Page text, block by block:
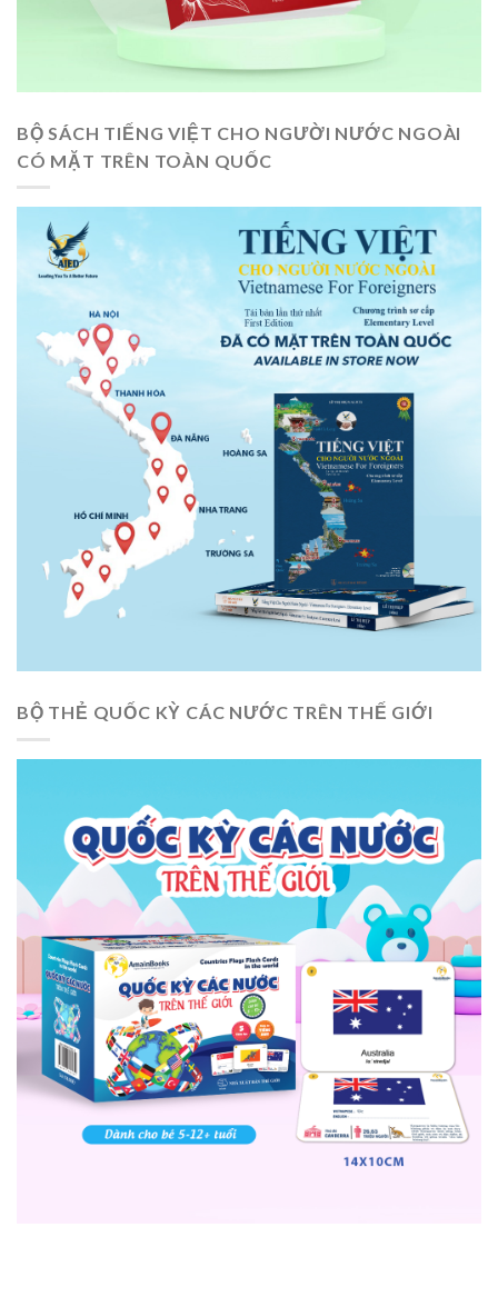
BỘ SÁCH TIẾNG VIỆT CHO NGƯỜI NƯỚC NGOÀI
CÓ MẶT TRÊN TOÀN QUỐC
BỘ THẺ QUỐC KỲ CÁC NƯỚC TRÊN THẾ GIỚI